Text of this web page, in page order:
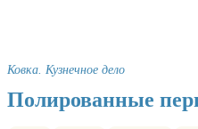
Ковка. Кузнечное дело
Полированные